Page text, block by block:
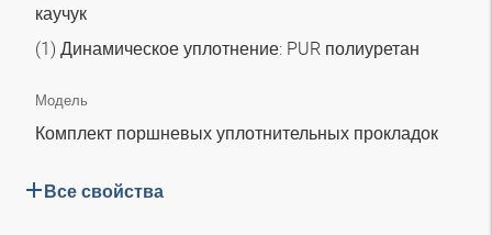
каучук
(1) Динамическое уплотнение: PUR полиуретан
Модель
Комплект поршневых уплотнительных прокладок
Все свойства